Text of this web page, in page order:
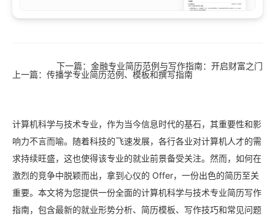
下一篇：金融专业简历范例与写作指南：开启财富之门
上一篇：传播学专业简历范例、模板和撰写指南
计算机科学与技术专业，作为当今信息时代的基石，其重要性和影
响力不言而喻。随着科技的飞速发展，各行各业对计算机人才的需
求持续旺盛，这也使得该专业的就业前景备受关注。然而，如何在
激烈的竞争中脱颖而出，拿到心仪的 Offer，一份出色的简历至关
重要。本文将为您提供一份全面的计算机科学与技术专业简历写作
指南，包含最新的就业形势分析、简历模板、写作技巧和常见问题